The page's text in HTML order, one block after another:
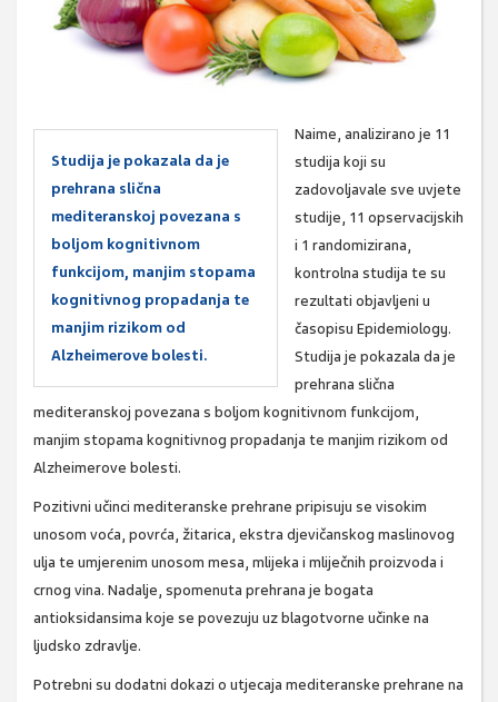
Studija je pokazala da je
prehrana slična
mediteranskoj povezana s
boljom kognitivnom
funkcijom, manjim stopama
kognitivnog propadanja te
manjim rizikom od
Alzheimerove bolesti.
Naime, analizirano je 11
studija koji su
zadovoljavale sve uvjete
studije, 11 opservacijskih
i 1 randomizirana,
kontrolna studija te su
rezultati objavljeni u
časopisu Epidemiology.
Studija je pokazala da je
prehrana slična
mediteranskoj povezana s boljom kognitivnom funkcijom,
manjim stopama kognitivnog propadanja te manjim rizikom od
Alzheimerove bolesti.
Pozitivni učinci mediteranske prehrane pripisuju se visokim
unosom voća, povrća, žitarica, ekstra djevičanskog maslinovog
ulja te umjerenim unosom mesa, mlijeka i mliječnih proizvoda i
crnog vina. Nadalje, spomenuta prehrana je bogata
antioksidansima koje se povezuju uz blagotvorne učinke na
ljudsko zdravlje.
Potrebni su dodatni dokazi o utjecaja mediteranske prehrane na